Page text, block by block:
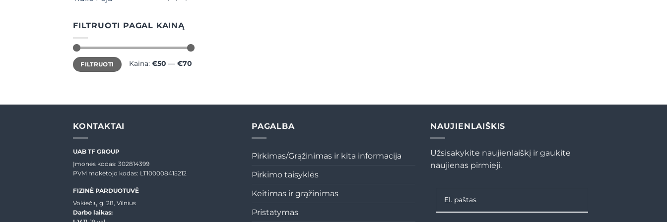
FILTRUOTI PAGAL KAINĄ
Min
kaina
Maks
kaina
FILTRUOTI Kaina: €50 — €70
KONTAKTAI
UAB TF GROUP
Įmonės kodas: 302814399
PVM mokėtojo kodas: LT100008415212
FIZINĖ PARDUOTUVĖ
Vokiečių g. 28, Vilnius
Darbo laikas:
PAGALBA
Pirkimas/Grąžinimas ir kita informacija
Pirkimo taisyklės
Keitimas ir grąžinimas
Pristatymas
NAUJIENLAIŠKIS
Užsisakykite naujienlaiškį ir gaukite
naujienas pirmieji.